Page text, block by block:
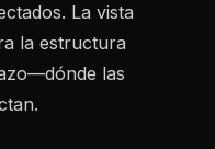
La vista
la estructura
las